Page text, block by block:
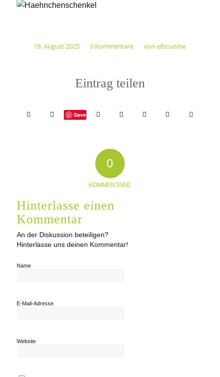
18. August 2025
/ 0 Kommentare
/ vonelbcuisine
Eintrag teilen
Save
0
KOMMENTARE
Hinterlasse einen
Kommentar
An der Diskussion beteiligen?
Hinterlasse uns deinen Kommentar!
Name
E-Mail-Adresse
Website